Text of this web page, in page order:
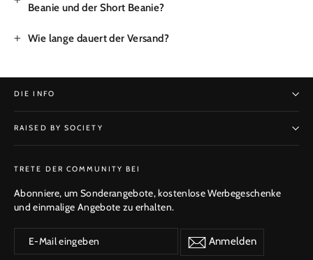
Beanie und der Short Beanie?
Wie lange dauert der Versand?
DIE INFO
RAISED BY SOCIETY
ANMELDEN
TRETE DER COMMUNITY BEI
Abonniere, um Sonderangebote, kostenlose Werbegeschenke
und einmalige Angebote zu erhalten.
Mail
Anmelden